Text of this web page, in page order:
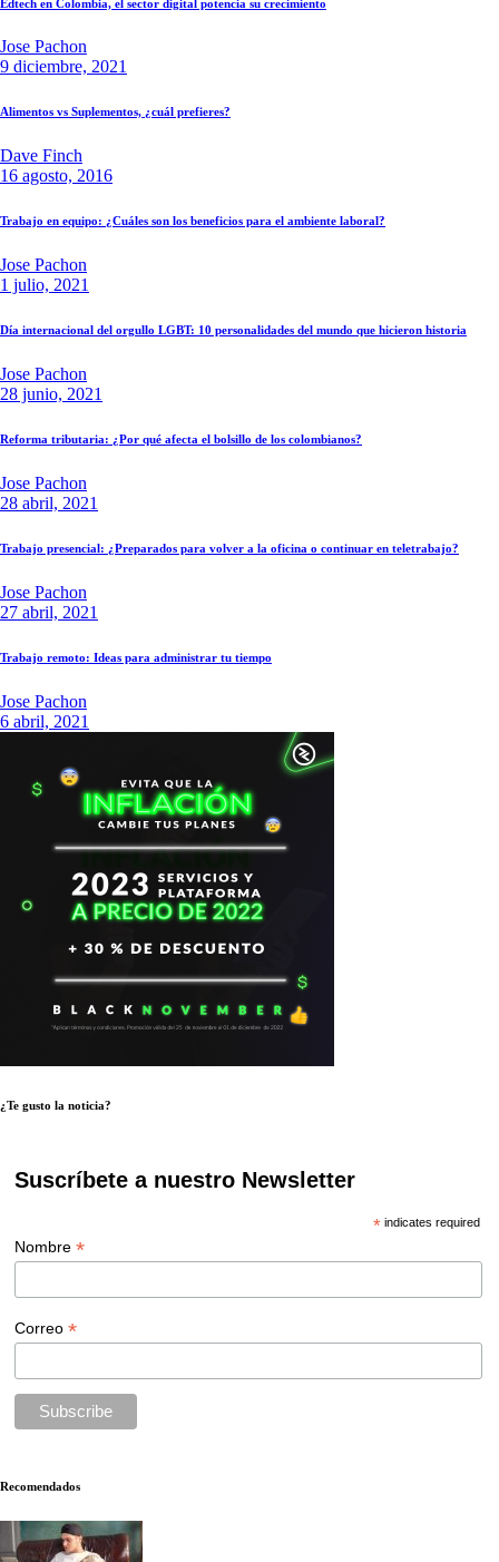
Edtech en Colombia, el sector digital potencia su crecimiento
Jose Pachon
9 diciembre, 2021
Alimentos vs Suplementos, ¿cuál prefieres?
Dave Finch
16 agosto, 2016
Trabajo en equipo: ¿Cuáles son los beneficios para el ambiente laboral?
Jose Pachon
1 julio, 2021
Día internacional del orgullo LGBT: 10 personalidades del mundo que hicieron historia
Jose Pachon
28 junio, 2021
Reforma tributaria: ¿Por qué afecta el bolsillo de los colombianos?
Jose Pachon
28 abril, 2021
Trabajo presencial: ¿Preparados para volver a la oficina o continuar en teletrabajo?
Jose Pachon
27 abril, 2021
Trabajo remoto: Ideas para administrar tu tiempo
Jose Pachon
6 abril, 2021
¿Te gusto la noticia?
Suscríbete a nuestro Newsletter
*indicates required
Nombre*
Correo*
Recomendados